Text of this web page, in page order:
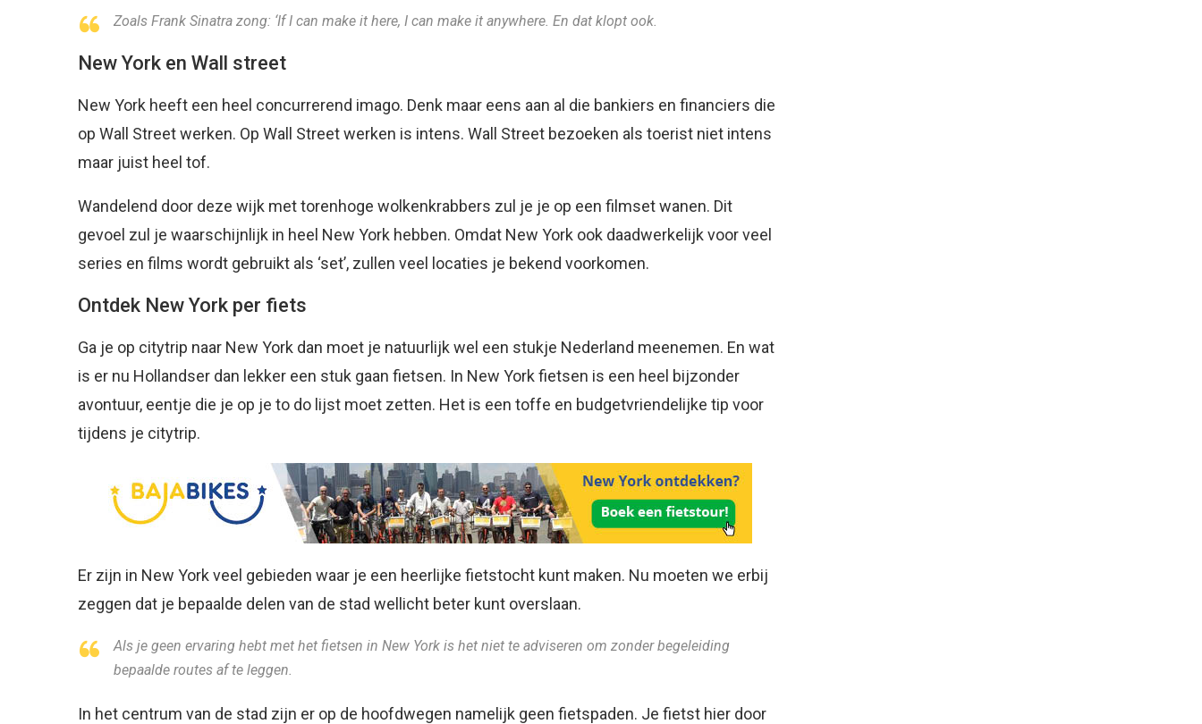
Zoals Frank Sinatra zong: ‘If I can make it here, I can make it anywhere. En dat klopt ook.
New York en Wall street
New York heeft een heel concurrerend imago. Denk maar eens aan al die bankiers en financiers die
op Wall Street werken. Op Wall Street werken is intens. Wall Street bezoeken als toerist niet intens
maar juist heel tof.
Wandelend door deze wijk met torenhoge wolkenkrabbers zul je je op een filmset wanen. Dit
gevoel zul je waarschijnlijk in heel New York hebben. Omdat New York ook daadwerkelijk voor veel
series en films wordt gebruikt als ‘set’, zullen veel locaties je bekend voorkomen.
Ontdek New York per fiets
Ga je op citytrip naar New York dan moet je natuurlijk wel een stukje Nederland meenemen. En wat
is er nu Hollandser dan lekker een stuk gaan fietsen. In New York fietsen is een heel bijzonder
avontuur, eentje die je op je to do lijst moet zetten. Het is een toffe en budgetvriendelijke tip voor
tijdens je citytrip.
Er zijn in New York veel gebieden waar je een heerlijke fietstocht kunt maken. Nu moeten we erbij
zeggen dat je bepaalde delen van de stad wellicht beter kunt overslaan.
Als je geen ervaring hebt met het fietsen in New York is het niet te adviseren om zonder begeleiding
bepaalde routes af te leggen.
In het centrum van de stad zijn er op de hoofdwegen namelijk geen fietspaden. Je fietst hier door